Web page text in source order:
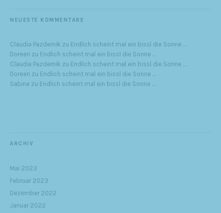
NEUESTE KOMMENTARE
Claudia Pazdernik zu Endlich scheint mal ein bissl die Sonne …
Doreen zu Endlich scheint mal ein bissl die Sonne …
Claudia Pazdernik zu Endlich scheint mal ein bissl die Sonne …
Doreen zu Endlich scheint mal ein bissl die Sonne …
Sabine zu Endlich scheint mal ein bissl die Sonne …
ARCHIV
Mai 2023
Februar 2023
Dezember 2022
Januar 2022